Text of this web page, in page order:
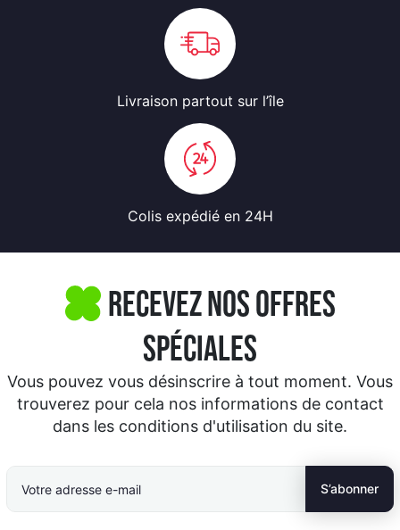
Livraison partout sur l’île
Colis expédié en 24H
Recevez nos offres
spéciales
Vous pouvez vous désinscrire à tout moment. Vous
trouverez pour cela nos informations de contact
dans les conditions d'utilisation du site.